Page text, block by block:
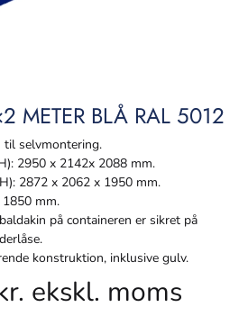
METER BLÅ RAL 5012
til selvmontering.
2950 x 2142x 2088 mm.
2872 x 2062 x 1950 mm.
mm.
på containeren er sikret på
konstruktion, inklusive gulv.
ekskl. moms